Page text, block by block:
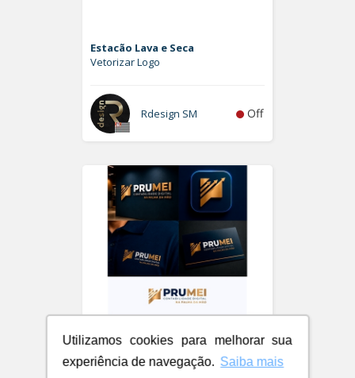
Utilizamos cookies para melhorar sua
experiência de navegação. Saiba mais
Estacão Lava e Seca
Vetorizar Logo
Rdesign SM Off
PRUMEI - Contabilidade Digital